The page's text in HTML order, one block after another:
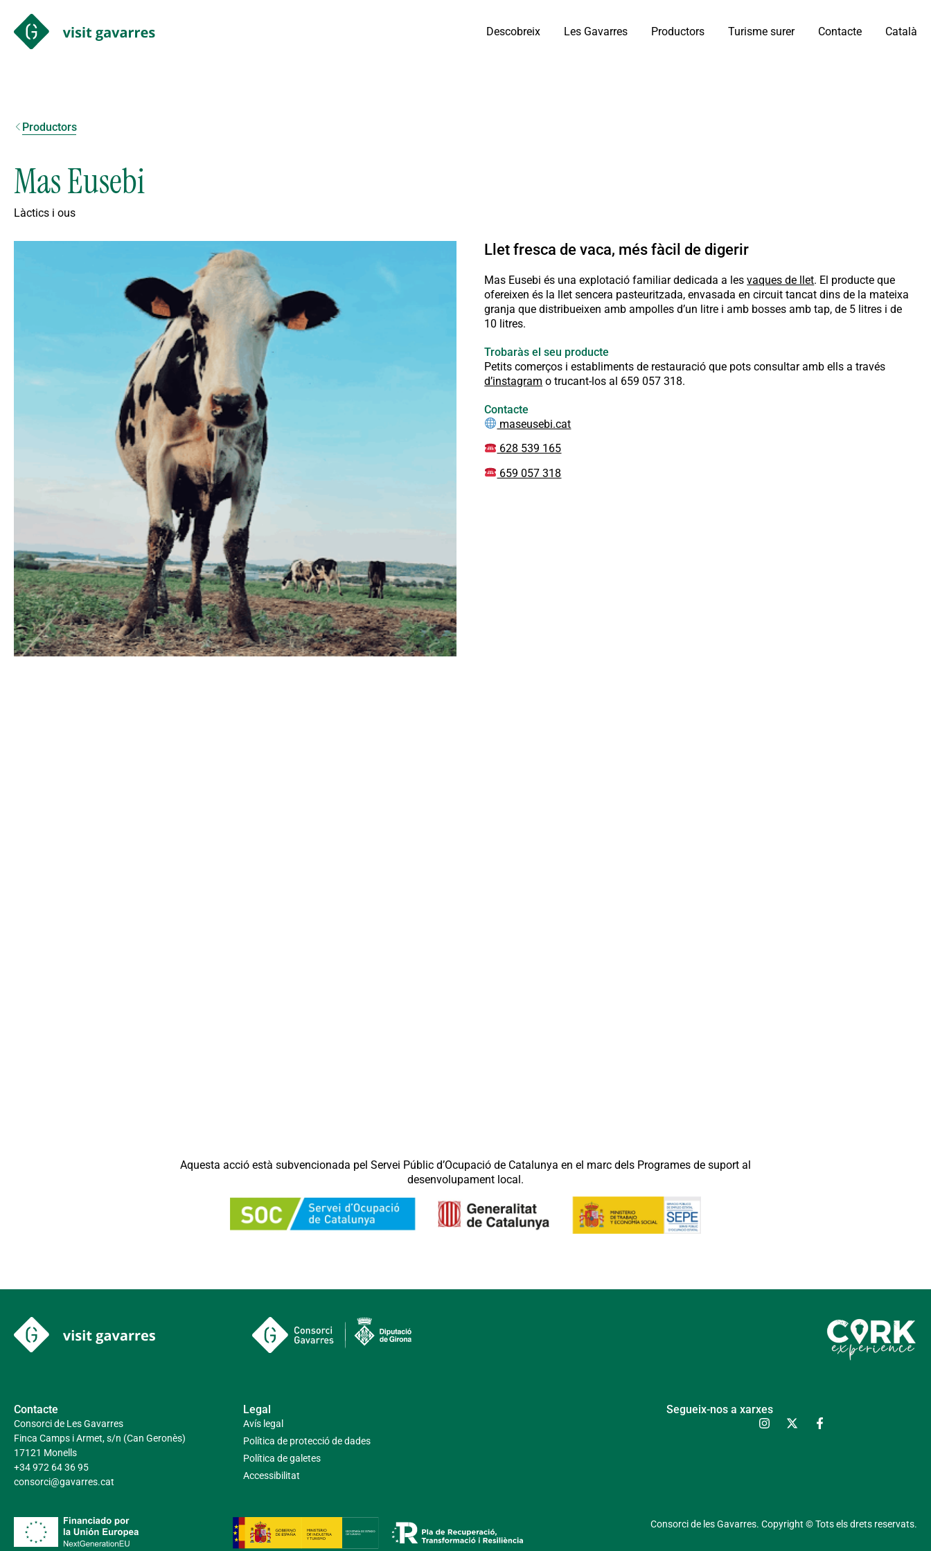
Descobreix Les Gavarres Productors Turisme surer Contacte Català
Productors
Mas Eusebi
Làctics i ous
Llet fresca de vaca, més fàcil de digerir
Mas Eusebi és una explotació familiar dedicada a lesvaques de llet. El producte que
ofereixen és la llet sencera pasteuritzada, envasada en circuit tancat dins de la mateixa
granja que distribueixen amb ampolles d’un litre i amb bosses amb tap, de 5 litres i de
10 litres.
Trobaràs el seu producte
Petits comerços i establiments de restauració que pots consultar amb ells a través
d’instagram o trucant-los al 659 057 318.
Contacte
maseusebi.cat
628 539 165
659 057 318
Aquesta acció està subvencionada pel Servei Públic d’Ocupació de Catalunya en el marc dels Programes de suport al
desenvolupament local.
Contacte
Consorci de Les Gavarres
Finca Camps i Armet, s/n (Can Geronès)
17121 Monells
+34 972 64 36 95
consorci@gavarres.cat
Legal
Avís legal
Política de protecció de dades
Política de galetes
Accessibilitat
Segueix-nos a xarxes
Consorci de les Gavarres. Copyright © Tots els drets reservats.